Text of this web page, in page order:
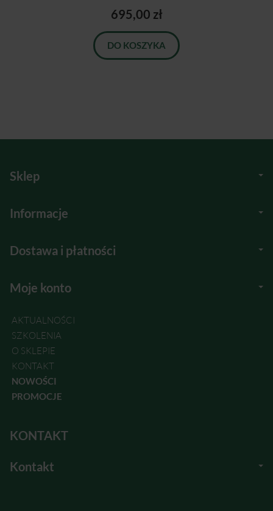
695,00 zł
DO KOSZYKA
Sklep
Informacje
Dostawa i płatności
Moje konto
AKTUALNOŚCI
SZKOLENIA
O SKLEPIE
KONTAKT
NOWOŚCI
PROMOCJE
KONTAKT
Kontakt